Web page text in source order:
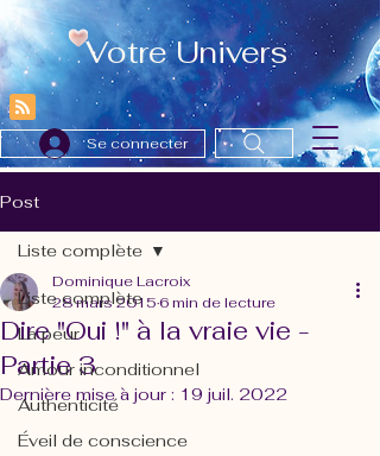
Votre Univers
Se connecter
Post
Liste complète
La peur
Amour inconditionnel
Authenticité
Éveil de conscience
Liste complète
Dire "Oui !" à la vraie vie -
Partie 3
Dominique Lacroix
28 mars 2015 6 min de lecture
Dernière mise à jour : 19 juil. 2022